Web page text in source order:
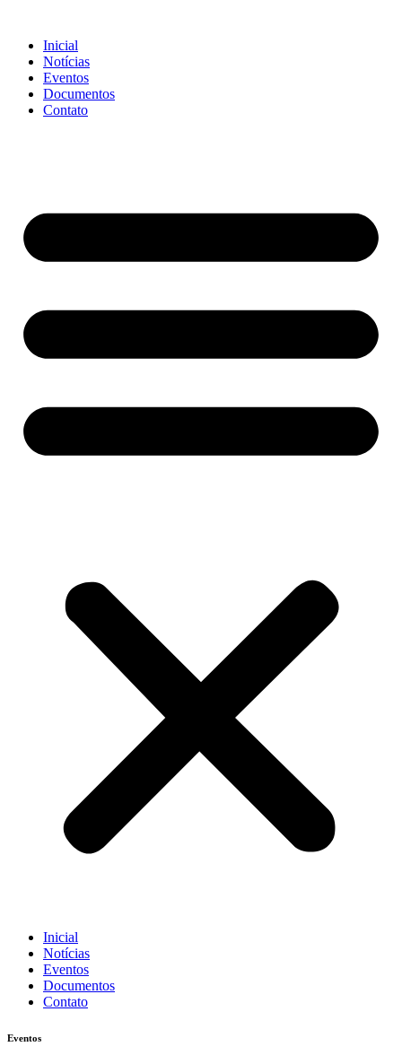
conteúdo
Inicial
Notícias
Eventos
Documentos
Contato
Inicial
Notícias
Eventos
Documentos
Contato
Eventos